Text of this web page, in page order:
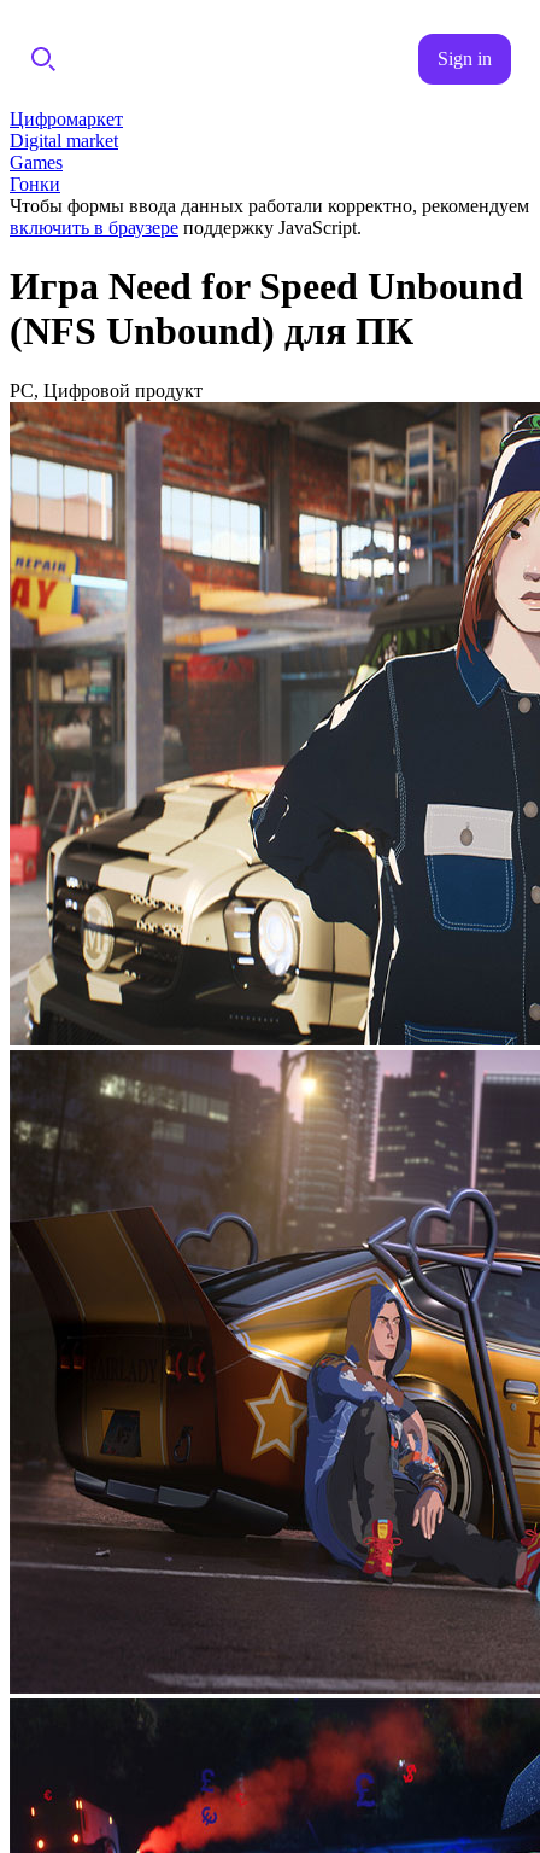
Sign in
Цифромаркет
Digital market
Games
Гонки
Чтобы формы ввода данных работали корректно, рекомендуем
включить в браузере поддержку JavaScript.
Игра Need for Speed Unbound
(NFS Unbound) для ПК
PC, Цифровой продукт